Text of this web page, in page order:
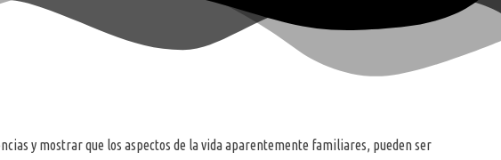
y mostrar que los aspectos de la vida aparentemente familiares, pueden ser